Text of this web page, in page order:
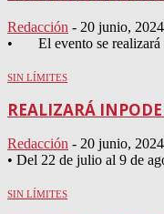
Redacción - 20 junio, 2024
• El evento se realizará
SIN LÍMITES
REALIZARÁ
Redacción - 20 junio, 2024
• Del 22 de julio al 9 de
SIN LÍMITES